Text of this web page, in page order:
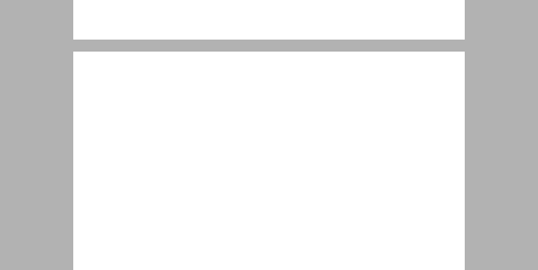
הרחבות ודוגמאות לעקרונות הסדרה ... 10